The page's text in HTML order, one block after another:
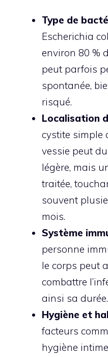
Type de
Escherichia
environ 80 %
peut parfois
spontanée,
risqué.
Localisation
cystite simple
vessie peut
légère, mais
traitée,
souvent
mois.
Système
personne
le corps peut
combattre
ainsi sa durée.
Hygiène et
facteurs
hygiène